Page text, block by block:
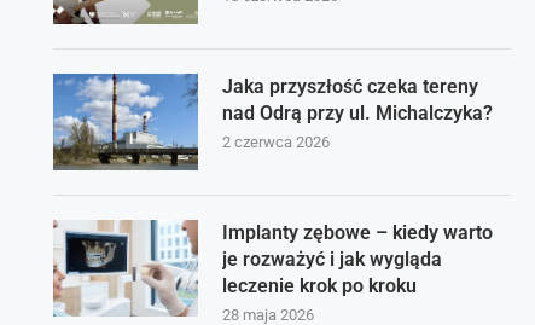
Jaka przyszłość czeka tereny
nad Odrą przy ul. Michalczyka?
2 czerwca 2026
Implanty zębowe – kiedy warto
je rozważyć i jak wygląda
leczenie krok po kroku
28 maja 2026